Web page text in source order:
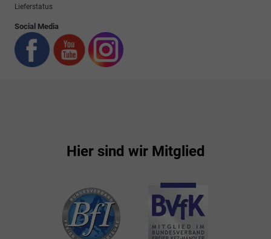
Lieferstatus
Social Media
Hier sind wir Mitglied